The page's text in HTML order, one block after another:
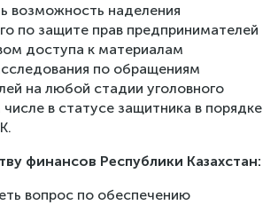
возможность наделения
по защите прав предпринимателей
доступа к материалам
по обращениям
на любой стадии уголовного
в статусе защитника в порядке
финансов Республики Казахстан:
вопрос по обеспечению